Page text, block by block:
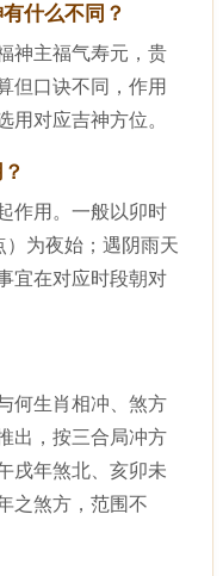
什么不同？
神主福气寿元，贵
但口诀不同，作用
用对应吉神方位。
作用。一般以卯时
）为夜始；遇阴雨天
宜在对应时段朝对
何生肖相冲、煞方
出，按三合局冲方
戌年煞北、亥卯未
之煞方，范围不